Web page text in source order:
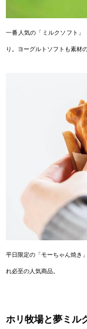
一番人気の「ミルク ソフト」
り。 ヨーグルトソフトも素材
平日限定の「モーちゃん焼き
れ必至の人気商品。
ホリ牧場と夢ミル